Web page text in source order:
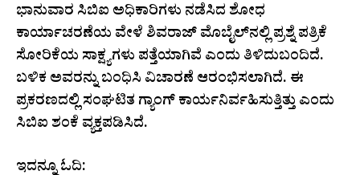
ಭಾನುವಾರ ಸಿಬಿಐ ಅಧಿಕಾರಿಗಳು ನಡೆಸಿದ ಶೋಧ
ಕಾರ್ಯಾಚರಣೆಯ ವೇಳೆ ಶಿವರಾಜ್ ಮೊಬೈಲ್‌ನಲ್ಲಿ ಪ್ರಶ್ನೆ ಪತ್ರಿಕೆ
ಸೋರಿಕೆಯ ಸಾಕ್ಷ್ಯಗಳು ಪತ್ತೆಯಾಗಿವೆ ಎಂದು ತಿಳಿದುಬಂದಿದೆ.
ಬಳಿಕ ಅವರನ್ನು ಬಂಧಿಸಿ ವಿಚಾರಣೆ ಆರಂಭಿಸಲಾಗಿದೆ. ಈ
ಪ್ರಕರಣದಲ್ಲಿ ಸಂಘಟಿತ ಗ್ಯಾಂಗ್ ಕಾರ್ಯನಿರ್ವಹಿಸುತ್ತಿತ್ತು ಎಂದು
ಸಿಬಿಐ ಶಂಕೆ ವ್ಯಕ್ತಪಡಿಸಿದೆ.
ಇದನ್ನೂ ಓದಿ: